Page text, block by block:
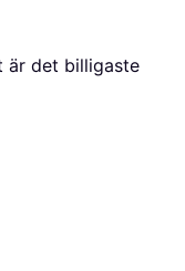
är det billigaste